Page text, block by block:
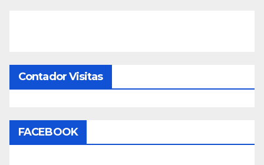
Contador Visitas
FACEBOOK